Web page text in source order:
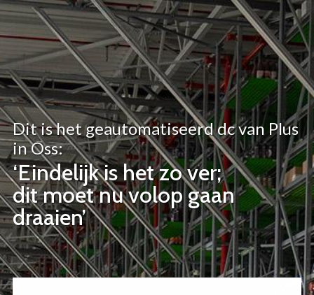
Overslaan
en
naar
de
inhoud
gaan
Dit is het geautomatiseerd dc van Plus
in Oss:
‘Eindelijk is het zo ver;
dit moet nu volop gaan
draaien’